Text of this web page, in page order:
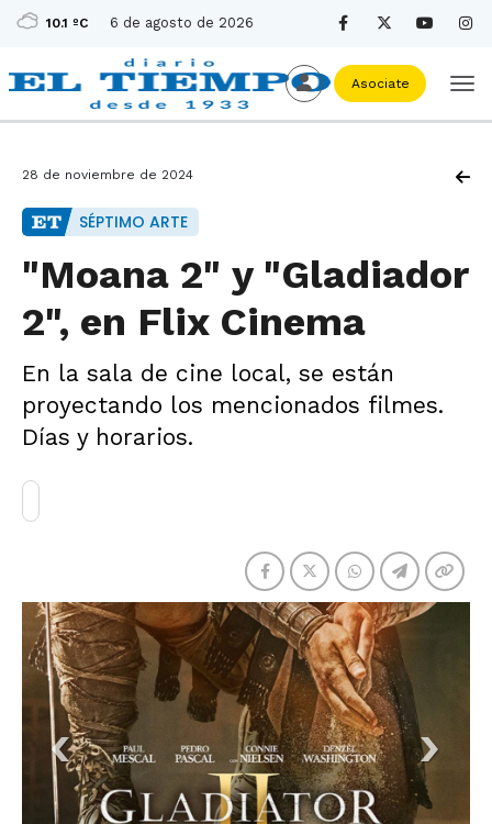
10.1 ºC 6 de agosto de 2026
Asociate
28 de noviembre de 2024
SÉPTIMO ARTE
"Moana 2" y "Gladiador
2", en Flix Cinema
En la sala de cine local, se están
proyectando los mencionados filmes.
Días y horarios.